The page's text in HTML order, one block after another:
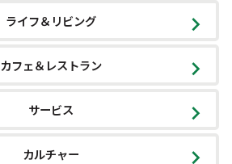
ライフ＆リビング
カフェ＆レストラン
サービス
カルチャー